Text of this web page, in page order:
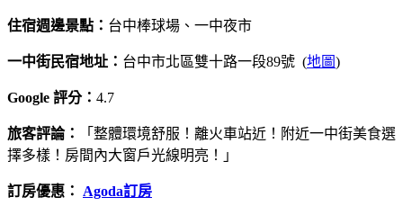
住宿週邊景點： 台中棒球場、一中夜市
一中街民宿地址： 台中市北區雙十路一段89號 (地圖)
Google 評分： 4.7
旅客評論：
「整體環境舒服！離火車站近！附近一中街美食選
擇多樣！房間內大窗戶光線明亮！」
訂房優惠： Agoda訂房